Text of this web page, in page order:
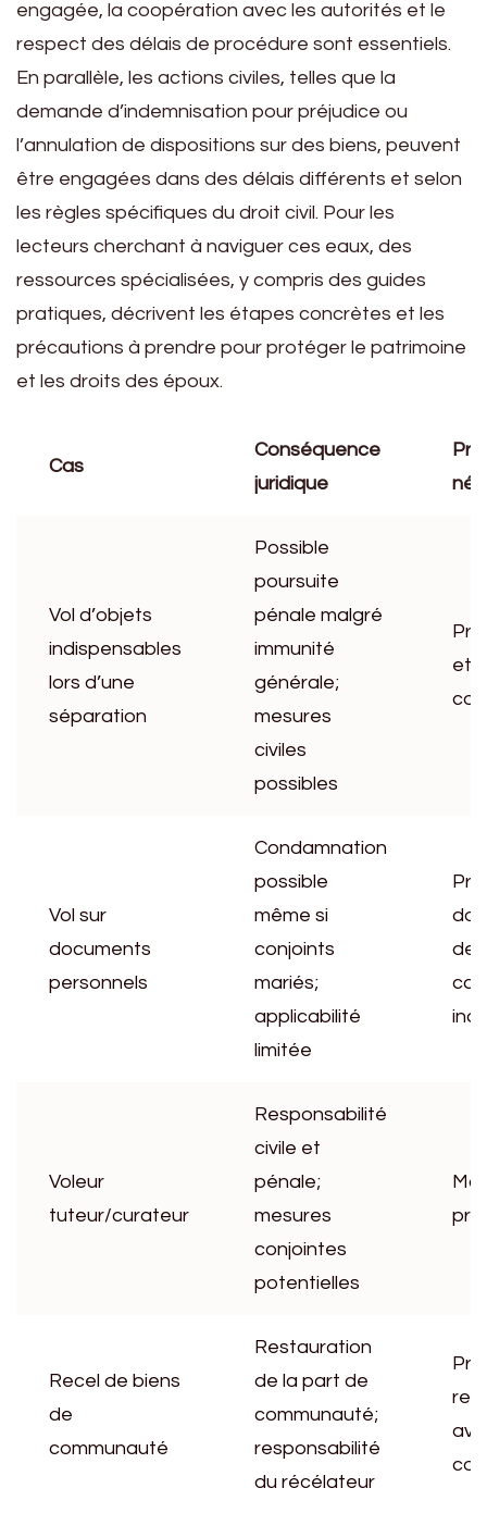
engagée, la coopération avec les autorités et le
respect des délais de procédure sont essentiels.
En parallèle, les actions civiles, telles que la
demande d’indemnisation pour préjudice ou
l’annulation de dispositions sur des biens, peuvent
être engagées dans des délais différents et selon
les règles spécifiques du droit civil. Pour les
lecteurs cherchant à naviguer ces eaux, des
ressources spécialisées, y compris des guides
pratiques, décrivent les étapes concrètes et les
précautions à prendre pour protéger le patrimoine
et les droits des époux.
Cas
Conséquence
juridique
Vol d’objets
indispensables
lors d’une
séparation
Possible
poursuite
pénale malgré
immunité
générale;
mesures
civiles
possibles
et
Vol sur
documents
personnels
Condamnation
possible
même si
conjoints
mariés;
applicabilité
limitée
de
Voleur
tuteur/curateur
Responsabilité
civile et
pénale;
mesures
conjointes
potentielles
Recel de biens
de
communauté
Restauration
de la part de
communauté;
responsabilité
du récélateur